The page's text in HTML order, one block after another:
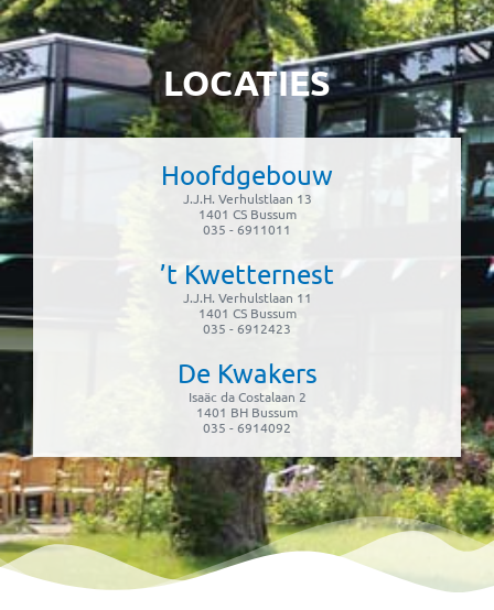
LOCATIES
Hoofdgebouw
J.J.H. Verhulstlaan 13
1401 CS Bussum
035 - 6911011
’t Kwetternest
J.J.H. Verhulstlaan 11
1401 CS Bussum
035 - 6912423
De Kwakers
Isaäc da Costalaan 2
1401 BH Bussum
035 - 6914092